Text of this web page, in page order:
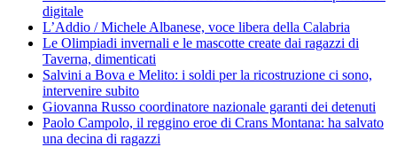
digitale
L’Addio / Michele Albanese, voce libera della Calabria
Le Olimpiadi invernali e le mascotte create dai ragazzi di
Taverna, dimenticati
Salvini a Bova e Melito: i soldi per la ricostruzione ci sono,
intervenire subito
Giovanna Russo coordinatore nazionale garanti dei detenuti
Paolo Campolo, il reggino eroe di Crans Montana: ha salvato
una decina di ragazzi